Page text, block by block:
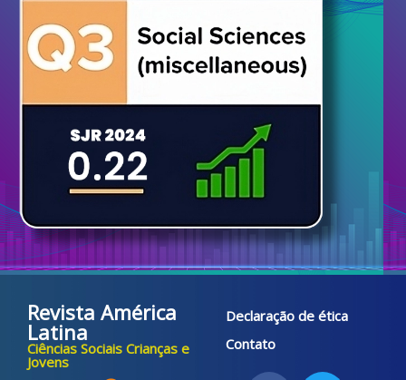
Revista América
Latina
Ciências Sociais Crianças e
Jovens
Declaração de ética
Contato